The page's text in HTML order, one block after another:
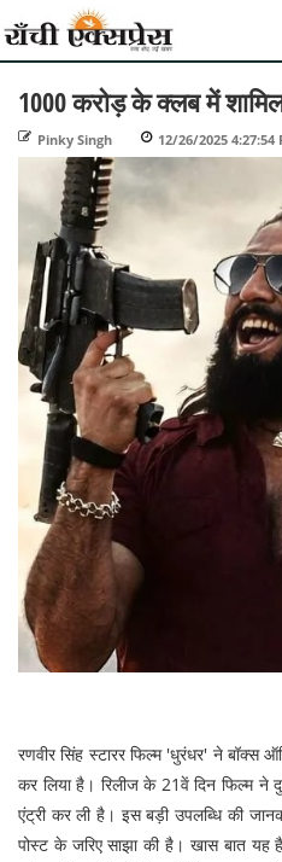
1000 करोड़ के क्लब में
Pinky Singh 12/26/2025 4:27:54
रणवीर सिंह स्टारर फिल्म 'धुरंधर' ने बॉक्स
कर लिया है। रिलीज के 21वें दिन फिल्म
एंट्री कर ली है। इस बड़ी उपलब्धि की
पोस्ट के जरिए साझा की है। खास बात